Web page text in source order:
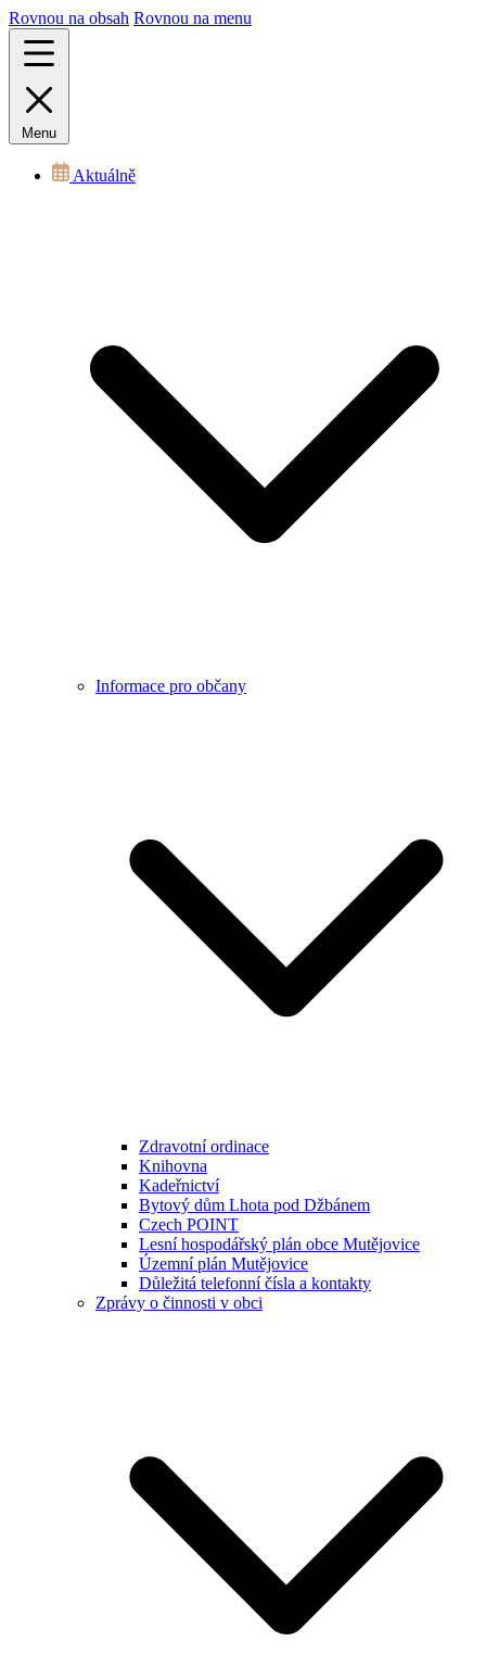
Rovnou na obsah Rovnou na menu
Menu
Aktuálně
Informace pro občany
Zdravotní ordinace
Knihovna
Kadeřnictví
Bytový dům Lhota pod Džbánem
Czech POINT
Lesní hospodářský plán obce Mutějovice
Územní plán Mutějovice
Důležitá telefonní čísla a kontakty
Zprávy o činnosti v obci